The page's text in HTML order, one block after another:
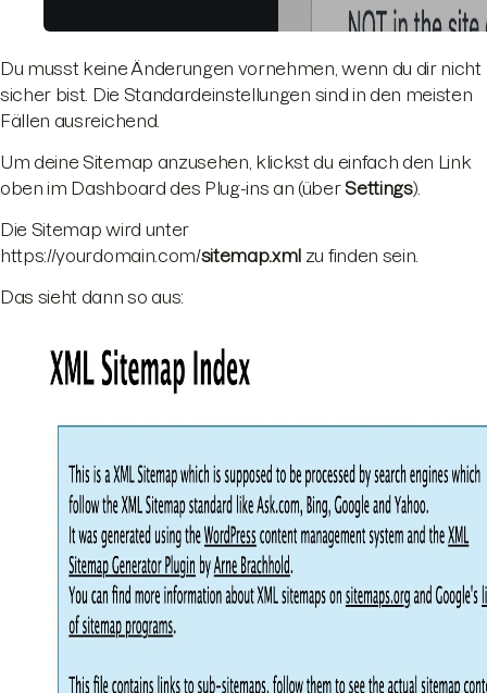
Du musst keine Änderungen vornehmen, wenn du dir nicht
sicher bist. Die Standardeinstellungen sind in den meisten
Fällen ausreichend.
Um deine Sitemap anzusehen, klickst du einfach den Link
oben im Dashboard des Plug-ins an (über Settings).
Die Sitemap wird unter
https://yourdomain.com/sitemap.xml zu finden sein.
Das sieht dann so aus: